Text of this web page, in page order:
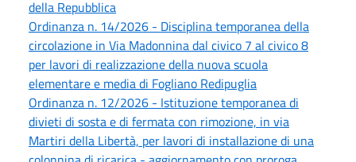
della Repubblica
Ordinanza n. 14/2026 - Disciplina temporanea della
circolazione in Via Madonnina dal civico 7 al civico 8
per lavori di realizzazione della nuova scuola
elementare e media di Fogliano Redipuglia
Ordinanza n. 12/2026 - Istituzione temporanea di
divieti di sosta e di fermata con rimozione, in via
Martiri della Libertà, per lavori di installazione di una